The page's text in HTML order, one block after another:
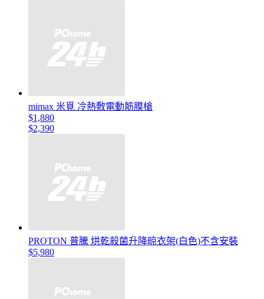
mimax 米覓 冷熱敷電動筋膜槍
$1,880
$2,390
PROTON 普騰 烘乾殺菌升降晾衣架(白色)不含安裝
$5,980